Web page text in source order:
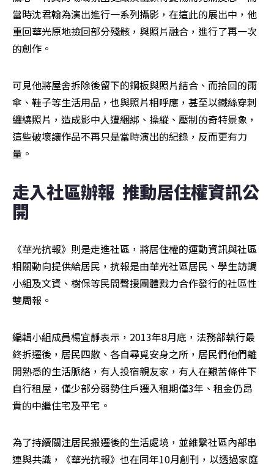
當時沈君翰為演出進行一系列攝影，在這此的展出中，他
重回華光原地撿回部分殘骸，與照片融合，進行了再一次
的創作。
可見他將屋舍拆除後留下的鋼板與照片結合、而拾回的雨
傘、鞋子等生活用品，也與照片相呼應，甚至以鐵絲穿刺
纏繞照片，造成影中人遭綑綁、操縱、壓制的奇特景象，
這些破壞讓作品不再只是當時演出的紀錄，反而更有力
量。
走入社區辦報  推動居住權資訊公
開
《華光抗報》則是走進社區，將居住權的運動資訊與社區
相關動向提供給居民，抗報是由華光社區居民、學生訪調
小組及文資、樹保等民間聲援團體戮力合作發行的社區性
雙周報。
編輯小組成員楊宜靜表示，2013年8月底，法務部執行最
終拆遷後，居民四散、各自尋覓安身之所，居民們他們離
開熟悉的生活脈絡，有人投宿親友家，有人在艱苦條件下
自行租屋，僅少部分弱勢住戶遷入租期僅3年、租金仍昂
貴的中繼住宅及平宅。
為了持續關注居民搬遷後的生活處境，並維繫社區內部串
連與共識，《華光抗報》也在同年10月創刊，以透過家庭